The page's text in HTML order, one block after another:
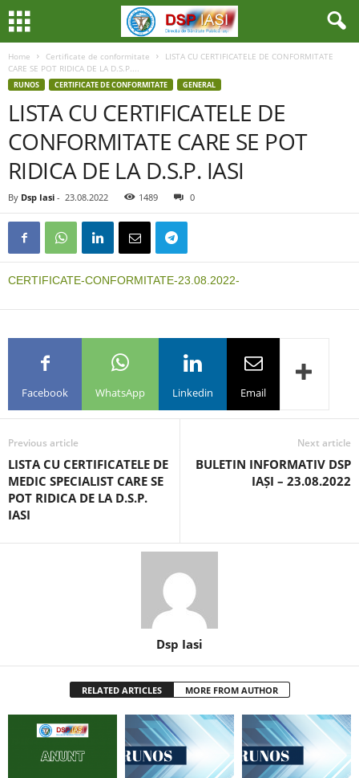
Home Certificate de conformitate
LISTA CU CERTIFICATELE DE CONFORMITATE
CARE SE POT RIDICA DE LA D.S.P....
RUNOS CERTIFICATE DE CONFORMITATE GENERAL
LISTA CU CERTIFICATELE DE
CONFORMITATE CARE SE POT
RIDICA DE LA D.S.P. IASI
By Dsp Iasi - 23.08.2022 1489 0
CERTIFICATE-CONFORMITATE-23.08.2022-
Facebook WhatsApp Linkedin Email
Previous article
LISTA CU CERTIFICATELE DE
MEDIC SPECIALIST CARE SE
POT RIDICA DE LA D.S.P.
IASI
Next article
BULETIN INFORMATIV DSP
IAȘI – 23.08.2022
Dsp Iasi
RELATED ARTICLES MORE FROM AUTHOR